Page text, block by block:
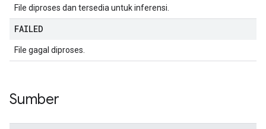
File diproses dan tersedia untuk inferensi.
FAILED
File gagal diproses.
Sumber